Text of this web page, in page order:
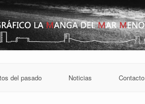
del pasado Noticias Contacto